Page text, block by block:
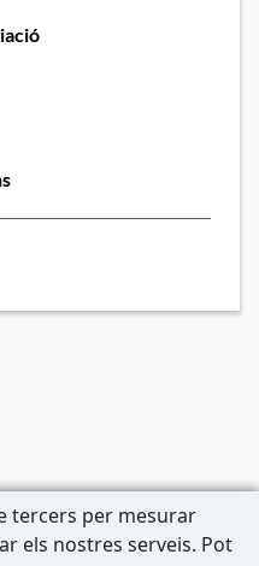
tercers per mesurar
els nostres serveis. Pot